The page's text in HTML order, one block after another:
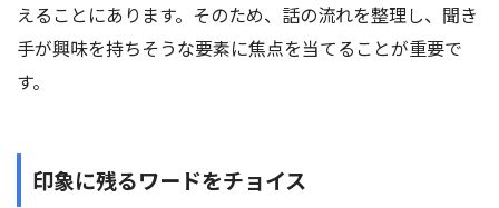
えることにあります。そのため、話の流れを整理し、聞き
手が興味を持ちそうな要素に焦点を当てることが重要で
す。
印象に残るワードをチョイス